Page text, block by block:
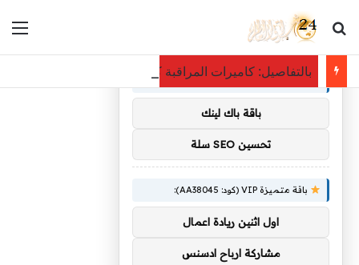
بحث عن
بالتفاصيل: كاميرات المراقبة كشفت اللص: فأر يسطو على مجوهرات بـ12 ألف
توصيات :
باقة متميزة VIP (كود: AA11138):
باقة باك لينك
تحسين SEO سلة
باقة متميزة VIP (كود: AA38045):
اول اثنين ريادة اعمال
مشاركة ارباح ادسنس